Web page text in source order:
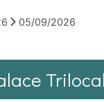
05/09/2026